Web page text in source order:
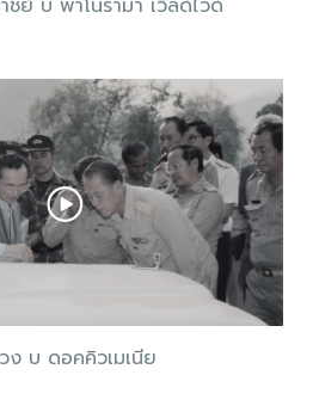
ชย์ บ พาโนราม่า เวิลด์ไวด์
ง บ ดอคคิวเมเนีย